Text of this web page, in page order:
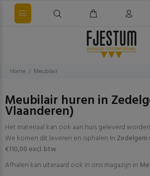
Home Meubilair
Meubilair huren in
Vlaanderen)
Het materiaal kan ook aan huis geleverd
We komen dit leveren en ophalen In Zedelgem
€110,00 excl. btw.
Afhalen kan uiteraard ook in ons magazijn in